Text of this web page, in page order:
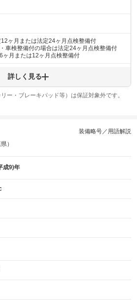
ヶ月または法定24ヶ月点検整備付
車検整備付の場合は法定24ヶ月点検整備付
月または12ヶ月点検整備付
詳しく見る
ー・ブレーキパッド等）は保証対象外です。
）
装備略号／用語解説
成9)年